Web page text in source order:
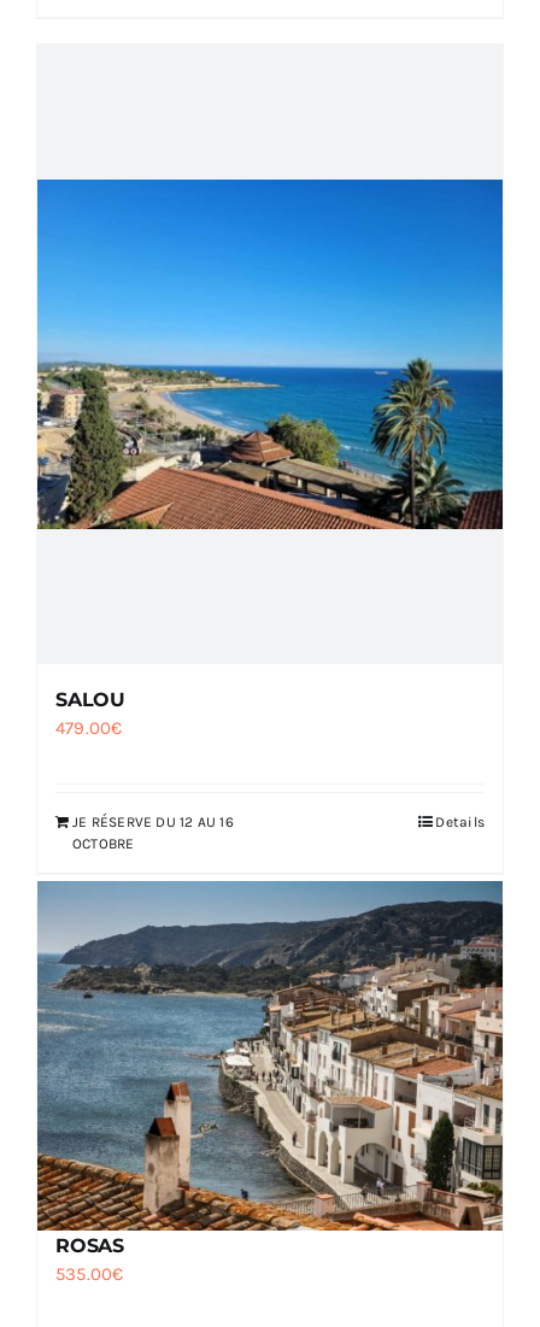
SALOU
479.00€
JE RÉSERVE DU 12 AU 16
OCTOBRE
Details
ROSAS
535.00€